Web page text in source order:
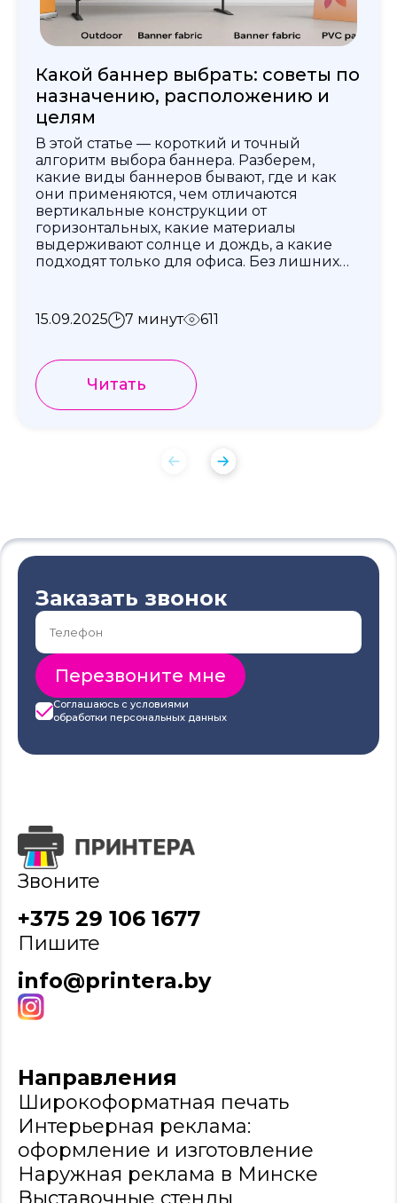
Какой баннер выбрать: советы по
назначению, расположению и
целям
В этой статье — короткий и точный
алгоритм выбора баннера. Разберем,
какие виды баннеров бывают, где и как
они применяются, чем отличаются
вертикальные конструкции от
горизонтальных, какие материалы
выдерживают солнце и дождь, а какие
подходят только для офиса. Без лишних
15.09.2025 7 минут 611
Читать
Заказать звонок
Соглашаюсь с условиями
обработки персональных данных
Звоните
+375 29 106 1677
Пишите
info@printera.by
Направления
Широкоформатная печать
Интерьерная реклама:
оформление и изготовление
Наружная реклама в Минске
Выставочные стенды